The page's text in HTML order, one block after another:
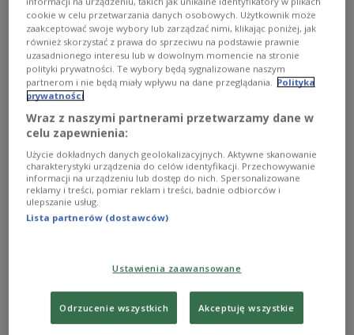
31 sierpnia 2008
David Gilmour ze Stoczni, nowe plyty Slipknot, Staind.
Debiutuje Lunatic Soul. Keith Emerson, Root, Thuoc,
Bob Dylan, Metallica. Pendragon - pierwsze
odtworzenie nowych nagrań. Eva Cassidy, Christopher
Cross, Dengue Fever.
cookie w celu przetwarzania danych osobowych. Użytkownik może
zaakceptować swoje wybory lub zarządzać nimi, klikając poniżej, jak
również skorzystać z prawa do sprzeciwu na podstawie prawnie
uzasadnionego interesu lub w dowolnym momencie na stronie
polityki prywatności. Te wybory będą sygnalizowane naszym
partnerom i nie będą miały wpływu na dane przeglądania. Polityka
prywatności
Wraz z naszymi partnerami przetwarzamy dane w
celu zapewnienia:
Użycie dokładnych danych geolokalizacyjnych. Aktywne skanowanie
charakterystyki urządzenia do celów identyfikacji. Przechowywanie
informacji na urządzeniu lub dostęp do nich. Spersonalizowane
reklamy i treści, pomiar reklam i treści, badnie odbiorców i
ulepszanie usług.
Lista partnerów (dostawców)
Ustawienia zaawansowane
Odrzucenie wszystkich Akceptuję wszystkie